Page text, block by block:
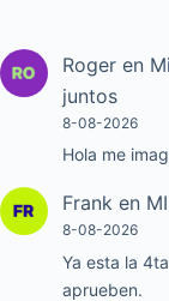
Roger en
juntos
8-08-2026
Hola me
Frank en
8-08-2026
Ya esta la
aprueben.